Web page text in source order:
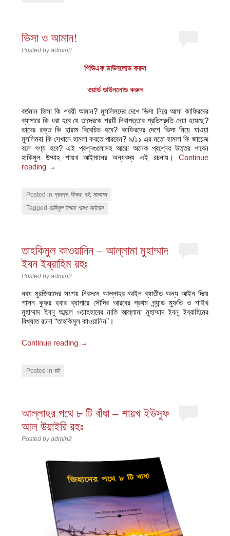
ভিসা ও আমান!
Posted byadmin2
পিডিএফ ডাউনলোড করুন
ওয়ার্ড ডাউনলোড করুন
বর্তমান ভিসা কি শরয়ী আমান? মুসলিমদের দেশে ভিসা নিয়ে আসা কাফিরদের
ব্যাপারে কি ধরা হবে যে তাদেরকে শরয়ী নিরাপত্তার প্রতিশ্রুতি দেয়া হয়েছে?
তাদের রক্ত কি হারাম বিবেচিত হবে? কাফিরদের দেশে ভিসা নিয়ে যাওয়া
মুসলিমরা কি সেখানে হামলা করতে পারবেন? ৯/১১ এর মতো হামলা কি জায়েজ
বলে গণ্য হবে? এই প্রশ্নগুলোসহ আরো অনেক প্রশ্নের উত্তর পাবেন
হাকিমুল উম্মাহ শায়খ আইমানের অন্যবদ্য এই রচনায়। Continue
reading →
Posted in প্রবন্ধ, ফিকর, বই, মানহাজ
Tagged হাকিমুল উম্মাহ শায়খ আইমান
তাহকিমুল কাওয়ানিন – আল্লামা মুহাম্মাদ
ইবন ইব্রাহিম রহঃ
Posted byadmin2
নব্য মুরজিয়াদের সংশয় নিরসনে আল্লাহর আইন ব্যাতীত অন্য আইন দিয়ে
শাসন কুফর হবার ব্যাপারে সৌদির আরবের প্রথম গ্র্যান্ড মুফতি ও শাইখ
মুহাম্মাদ ইবনু আব্দুল ওয়াহহাবের নাতি আল্লামা মুহাম্মাদ ইবনু ইব্রাহিমের
বিখ্যাত রচনা “তাহকিমুল কাওয়ানিন”।
Continue reading →
Posted in বই
আল্লাহর পথে ৮ টি বাঁধা – শায়খ ইউসুফ
আল উয়াইরি রহঃ
Posted byadmin2